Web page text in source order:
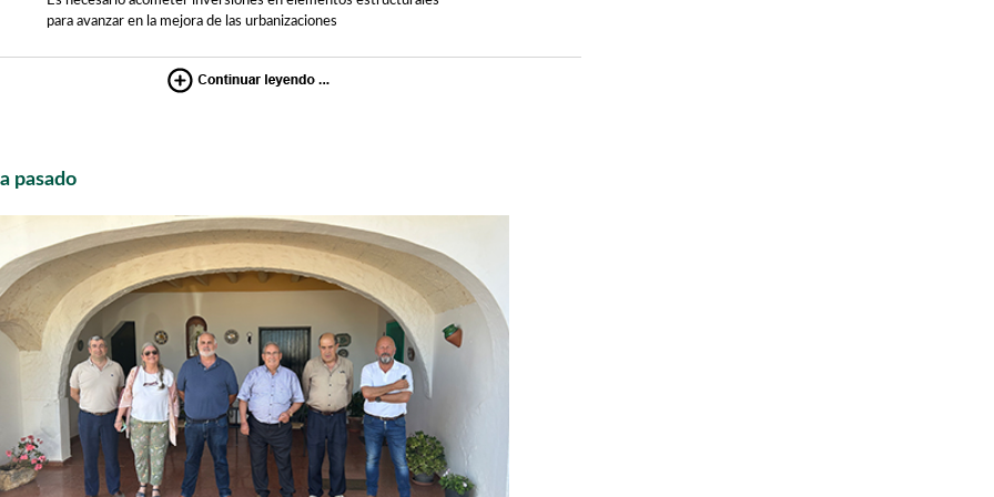
para avanzar en la mejora de las urbanizaciones
pasado